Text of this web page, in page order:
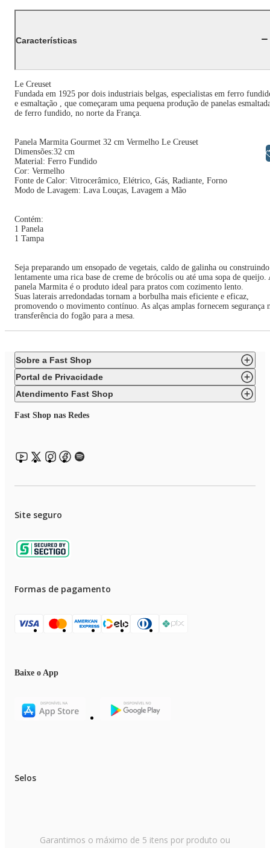
Características
Le Creuset
Fundada em 1925 por dois industriais belgas, especialistas em ferro
e esmaltação , que começaram uma pequena produção de panelas
de ferro fundido, no norte da França.
Panela Marmita Gourmet 32 cm Vermelho Le Creuset
Dimensões:32 cm
Material: Ferro Fundido
Cor: Vermelho
Fonte de Calor: Vitrocerâmico, Elétrico, Gás, Radiante, Forno
Modo de Lavagem: Lava Louças, Lavagem a Mão
Contém:
1 Panela
1 Tampa
Seja preparando um ensopado de vegetais, caldo de galinha ou construindo
lentamente uma rica base de creme de brócolis ou até uma sopa de queijo.
panela Marmita é o produto ideal para pratos com cozimento lento.
Suas laterais arredondadas tornam a borbulha mais eficiente e eficaz,
promovendo o movimento contínuo. As alças amplas fornecem segurança
transferência do fogão para a mesa.
Sobre a Fast Shop
Portal de Privacidade
Atendimento Fast Shop
Fast Shop nas Redes
Site seguro
Formas de pagamento
Baixe o App
Selos
Garantimos o máximo de 5 itens por produto ou